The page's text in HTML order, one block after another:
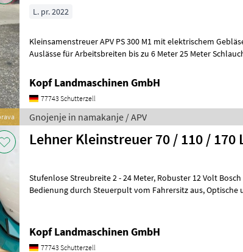
L. pr. 2022
Kleinsamenstreuer APV PS 300 M1 mit elektrischem
Auslässe für Arbeitsbreiten bis zu 6 Meter 25 Meter
Kopf Landmaschinen GmbH
77743 Schutterzell
Gnojenje in namakanje / APV
Lehner Kleinstreuer 70 / 110 / 170
Stufenlose Streubreite 2 - 24 Meter, Robuster 12 Volt Bosch (Int-Nr.: 11412) Elektromotor,
Bedienung durch
Kopf Landmaschinen GmbH
77743 Schutterzell